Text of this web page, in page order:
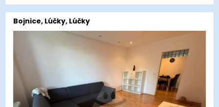
Bojnice, Lúčky, Lúčky